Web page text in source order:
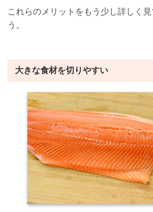
これらのメリットをもう少し詳しく見
う。
大きな食材を切りやすい